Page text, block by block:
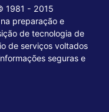
1981 - 2015
preparação e
de tecnologia de
de serviços voltados
seguras e